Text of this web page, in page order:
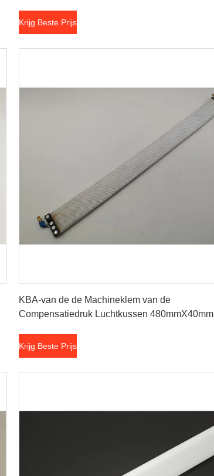
Krijg Beste Prijs
KBA-van de de Machineklem van de
Compensatiedruk Luchtkussen 480mmX40mm
Krijg Beste Prijs